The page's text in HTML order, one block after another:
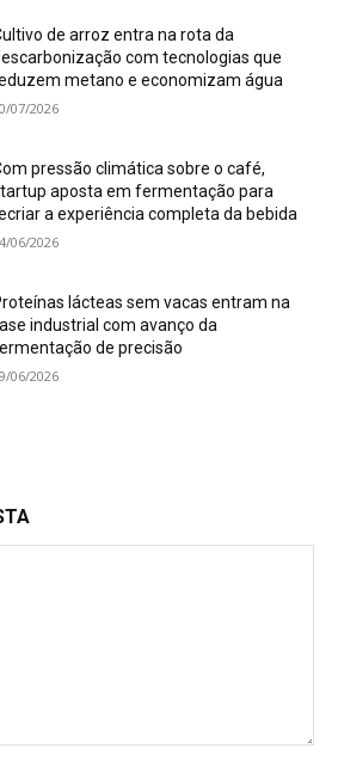
de arroz entra na rota da
com tecnologias que
metano e economizam água
07/2026
pressão climática sobre o café,
aposta em fermentação para
a experiência completa da bebida
06/2026
lácteas sem vacas entram na
industrial com avanço da
de precisão
06/2026